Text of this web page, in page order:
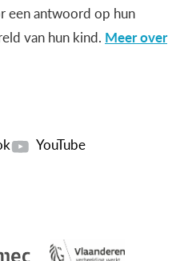
een antwoord op hun
van hun kind. Meer over
YouTube